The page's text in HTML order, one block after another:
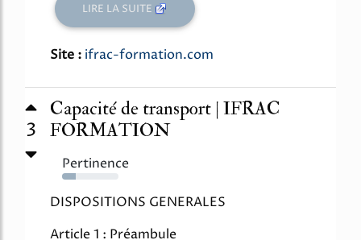
LIRE LA SUITE
Site : ifrac-formation.com
3
Capacité de transport | IFRAC
FORMATION
Pertinence
24%
DISPOSITIONS GENERALES
Article 1 : Préambule